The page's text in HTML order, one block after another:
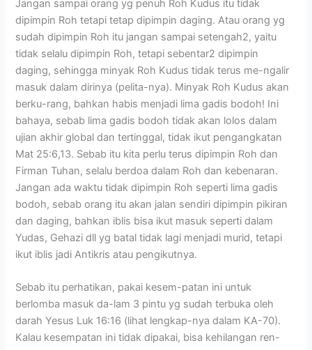
Jangan sampai orang yg penuh Roh Kudus itu tidak
dipimpin Roh tetapi tetap dipimpin daging. Atau orang yg
sudah dipimpin Roh itu jangan sampai setengah2, yaitu
tidak selalu dipimpin Roh, tetapi sebentar2 dipimpin
daging, sehingga minyak Roh Kudus tidak terus me-ngalir
masuk dalam dirinya (pelita-nya). Minyak Roh Kudus akan
berku-rang, bahkan habis menjadi lima gadis bodoh! Ini
bahaya, sebab lima gadis bodoh tidak akan lolos dalam
ujian akhir global dan tertinggal, tidak ikut pengangkatan
Mat 25:6,13. Sebab itu kita perlu terus dipimpin Roh dan
Firman Tuhan, selalu berdoa dalam Roh dan kebenaran.
Jangan ada waktu tidak dipimpin Roh seperti lima gadis
bodoh, sebab orang itu akan jalan sendiri dipimpin pikiran
dan daging, bahkan iblis bisa ikut masuk seperti dalam
Yudas, Gehazi dll yg batal tidak lagi menjadi murid, tetapi
ikut iblis jadi Antikris atau pengikutnya.
Sebab itu perhatikan, pakai kesem-patan ini untuk
berlomba masuk da-lam 3 pintu yg sudah terbuka oleh
darah Yesus Luk 16:16 (lihat lengkap-nya dalam KA-70).
Kalau kesempatan ini tidak dipakai, bisa kehilangan ren-